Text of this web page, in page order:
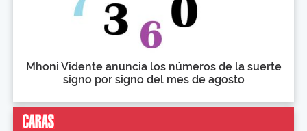
Mhoni Vidente anuncia los números de la suerte
signo por signo del mes de agosto